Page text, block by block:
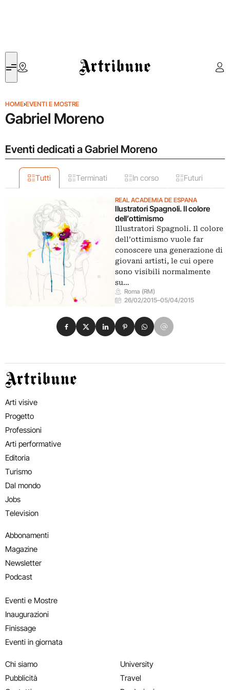
Artribune
HOME›EVENTI E MOSTRE
Gabriel Moreno
Eventi dedicati a Gabriel Moreno
Tutti Terminati In corso Futuri
REAL ACADEMIA DE ESPANA
Ilustratori Spagnoli. Il colore
dell’ottimismo
Illustratori Spagnoli. Il colore
dell’ottimismo vuole far
conoscere una generazione di
giovani artisti, le cui opere
sono visibili normalmente
su…
Roma (RM)
26/02/2015–05/04/2015
Condividi su Facebook
Condividi su X
Condividi su LinkedIn
Condividi su Pinterest
Condividi su WhatsApp
Condividi su Email
Artribune
Arti visive
Progetto
Professioni
Arti performative
Editoria
Turismo
Dal mondo
Jobs
Television
Abbonamenti
Magazine
Newsletter
Podcast
Eventi e Mostre
Inaugurazioni
Finissage
Eventi in giornata
Chi siamo
Pubblicità
University
Travel